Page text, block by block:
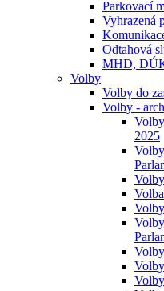
Parkovací
Vyhrazená
Odtahová
MHD,
Volby
Volby do
Volby -
2025